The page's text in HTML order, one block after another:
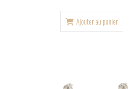
Ajouter au panier